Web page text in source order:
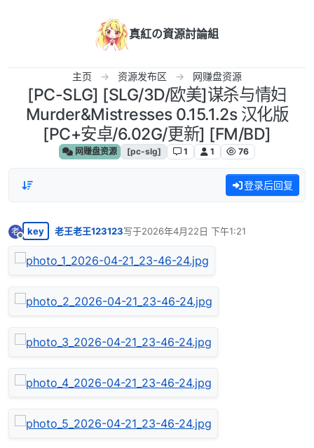
真紅の資源討論組
主页 资源发布区 网赚盘资源
[PC-SLG] [SLG/3D/欧美]谋杀与情妇
Murder&Mistresses 0.15.1.2s 汉化版
[PC+安卓/6.02G/更新] [FM/BD]
网赚盘资源 [pc-slg] 1 1 76
登录后回复
老
离线
key 老王老王123123写于2026年4月22日 下午1:21
最后由 编辑